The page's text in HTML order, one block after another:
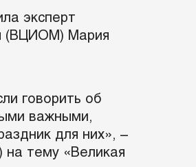
эксперт
(ВЦИОМ) Мария
говорить об
важными,
для них», –
на тему «Великая